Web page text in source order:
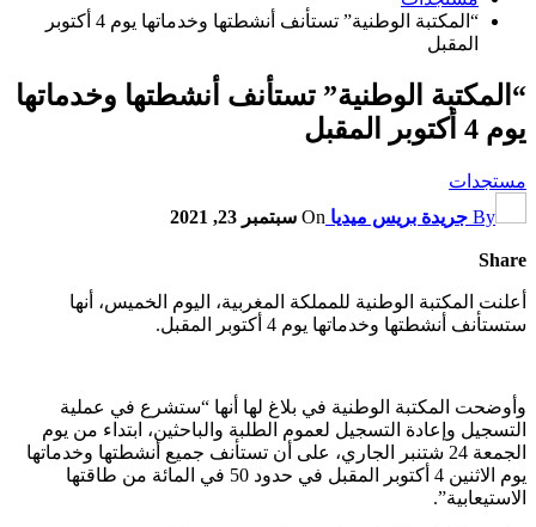
“المكتبة الوطنية” تستأنف أنشطتها وخدماتها يوم 4 أكتوبر
المقبل
“المكتبة الوطنية” تستأنف أنشطتها وخدماتها
يوم 4 أكتوبر المقبل
مستجدات
By جريدة بريس ميديا On سبتمبر 23, 2021
Share
أعلنت المكتبة الوطنية للمملكة المغربية، اليوم الخميس، أنها
ستستأنف أنشطتها وخدماتها يوم 4 أكتوبر المقبل.
وأوضحت المكتبة الوطنية في بلاغ لها أنها “ستشرع في عملية
التسجيل وإعادة التسجيل لعموم الطلبة والباحثين، ابتداء من يوم
الجمعة 24 شتنبر الجاري، على أن تستأنف جميع أنشطتها وخدماتها
يوم الاثنين 4 أكتوبر المقبل في حدود 50 في المائة من طاقتها
الاستيعابية”.